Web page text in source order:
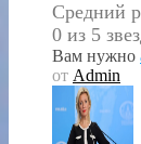
Средний
0 из 5
Вам нужно
от Admin